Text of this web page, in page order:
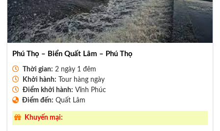
Phú Thọ – Biển Quất Lâm – Phú Thọ
Thời gian: 2 ngày 1 đêm
Khởi hành: Tour hàng ngày
Điểm khởi hành: Vĩnh Phúc
Điểm đến: Quất Lâm
Khuyến mại: